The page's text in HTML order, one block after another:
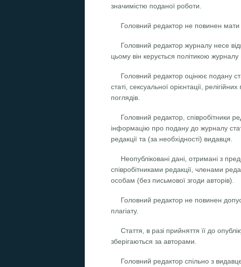
значимістю поданої роботи.
Головний редактор не повинен мати
Головний редактор журналу несе
цьому він керується політикою
Головний редактор оцінює подану
статі, сексуальної орієнтації,
поглядів.
Головний редактор, співробітники
інформацію про подану до журналу
редакції та (за необхідності) видавця.
Неопубліковані дані, отримані з
співробітниками редакції, членами
особам (без письмової згоди авторів).
Головний редактор не повинен
плагіату.
Стаття, в разі прийняття її до
зберігаються за авторами.
Головний редактор спільно з